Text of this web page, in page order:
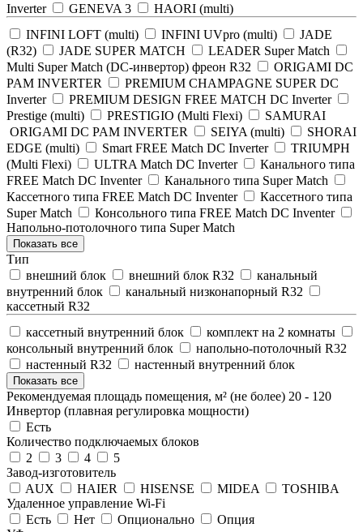
Inverter
GENEVA 3
HAORI (multi)
INFINI LOFT (multi)
INFINI UVpro (multi)
JADE
(R32)
JADE SUPER MATCH
LEADER Super Match
Multi Super Match (DC-инвертор) фреон R32
ORIGAMI DC
PAM INVERTER
PREMIUM CHAMPAGNE SUPER DC
Inverter
PREMIUM DESIGN FREE MATCH DC Inverter
Prestige (multi)
PRESTIGIO (Multi Flexi)
SAMURAI
ORIGAMI DC PAM INVERTER
SEIYA (multi)
SHORAI
EDGE (multi)
Smart FREE Match DC Inverter
TRIUMPH
(Multi Flexi)
ULTRA Match DC Inverter
Канального типа
FREE Match DC Inventer
Канального типа Super Match
Кассетного типа FREE Match DC Inventer
Кассетного типа
Super Match
Консольного типа FREE Match DC Inventer
Напольно-потолочного типа Super Match
Показать все
Тип
внешний блок
внешний блок R32
канальный
внутренний блок
канальный низконапорный R32
кассетный R32
кассетный внутренний блок
комплект на 2 комнаты
консольный внутренний блок
напольно-потолочный R32
настенный R32
настенный внутренний блок
Показать все
Рекомендуемая площадь помещения, м² (не более) 20 - 120
Инвертор (плавная регулировка мощности)
Есть
Количество подключаемых блоков
2
3 4
5
Завод-изготовитель
AUX
HAIER HISENSE MIDEA
TOSHIBA
Удаленное управление Wi-Fi
Есть
Нет Опционально
Опция